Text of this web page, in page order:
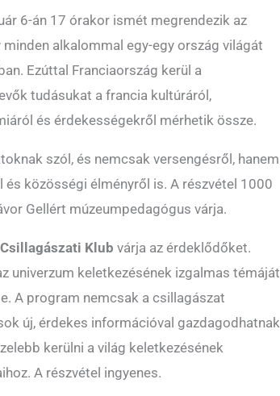
6-án 17 órakor ismét megrendezik az
minden alkalommal egy-egy ország világát
Ezúttal Franciaország kerül a
tudásukat a francia kultúráról,
és érdekességekről mérhetik össze.
szól, és nemcsak versengésről, hanem
és közösségi élményről is. A részvétel 1000
Gellért múzeumpedagógus várja.
Klub várja az érdeklődőket.
univerzum keletkezésének izgalmas
A program nemcsak a csillagászat
új, érdekes információval
kerülni a világ keletkezésének
A részvétel ingyenes.